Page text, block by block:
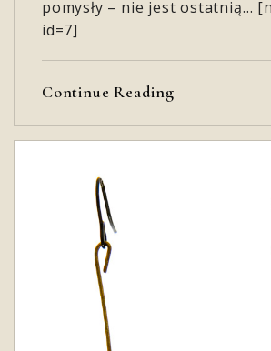
pomysły – nie jest ostatnią…
id=7]
Continue Reading